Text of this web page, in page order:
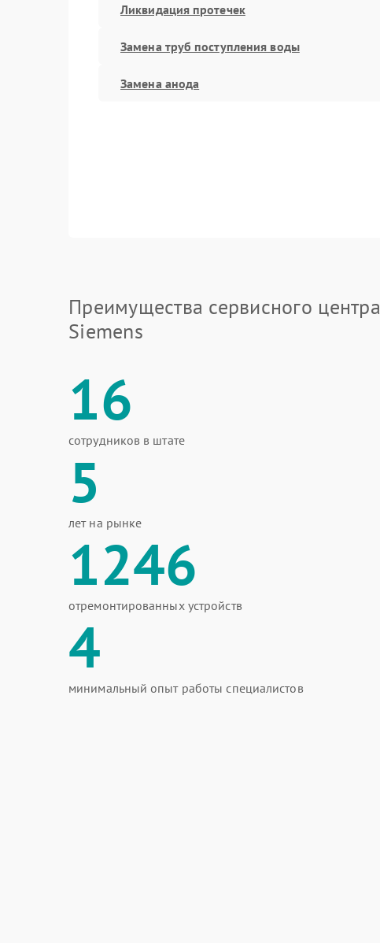
Ликвидация протечек
Замена труб поступления воды
Замена анода
Преимущества сервисного центра
Siemens
16
сотрудников в штате
5
лет на рынке
1246
отремонтированных устройств
4
минимальный опыт работы специалистов